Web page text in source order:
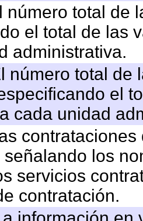
número total de
el total de las
administrativa.
número total de
el
cada unidad
los
servicios
contratación.